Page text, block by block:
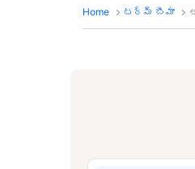
Home టర్మ్ బీమా